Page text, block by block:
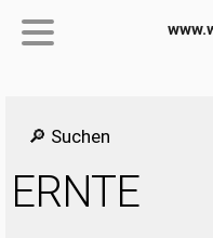
🔎 Suchen
ERNTE